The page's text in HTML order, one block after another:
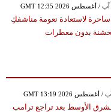
ساحرة لاستعادة نعومة مناشفكِ
بدون معطرات
الأوسط بعد تراجع ترامب